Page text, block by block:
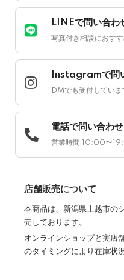
LINEで問い合わ
写真付き相談におすす
Instagramで問
DMでも受付していま
電話で問い合わ
営業時間 10:00〜
店舗販売について
本商品は、新潟県上越市の
売しております。
オンラインショップと実店
のタイミングにより在庫状